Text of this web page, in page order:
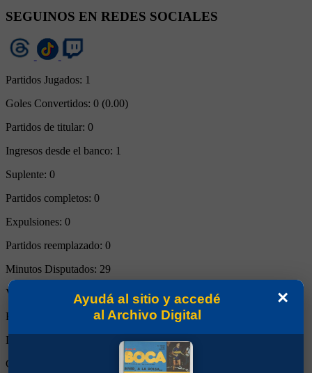
SEGUINOS EN REDES SOCIALES
Partidos Jugados: 1
Goles Convertidos: 0 (0.00)
Partidos de titular: 0
Ingresos desde el banco: 1
Suplente: 0
Partidos completos: 0
Expulsiones: 0
Partidos reemplazado: 0
Minutos Disputados: 29
Victorias:
Empates:
Derrotas:
Goles de Boca:
×
Ayudá al sitio y accedé
al Archivo Digital